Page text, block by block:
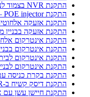
התקנת NVR בצמוד לנתב — מדריך חיבור
התקנת POE injector — מתי ואיך
התקנת אזעקה
התקנת אזעקה
התקנת אינטרקום
התקנת אינטרקום
התקנת אינטרקום
התקנת אינטרקום
התקנת בקרת כניסה
התקנת דיסק קשיח ב-NVR — מדריך
התקנת חיישן עשן